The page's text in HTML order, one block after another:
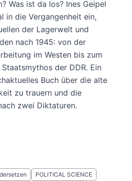
Was ist da los? Ines Geipel
in die Vergangenheit ein,
der Lagerwelt und
nach 1945: von der
im Westen bis zum
der DDR. Ein
Buch über die alte
zu trauern und die
zwei Diktaturen.
POLITICAL SCIENCE